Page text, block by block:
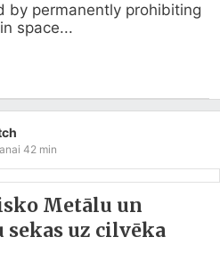
by permanently prohibiting
space...
42 min
Metālu un
uz cilvēka